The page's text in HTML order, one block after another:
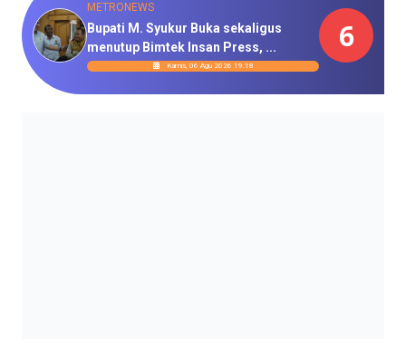
METRONEWS
Bupati M. Syukur Buka sekaligus
menutup Bimtek Insan Press, ...
Kamis, 06 Agu 2026 19:18
6